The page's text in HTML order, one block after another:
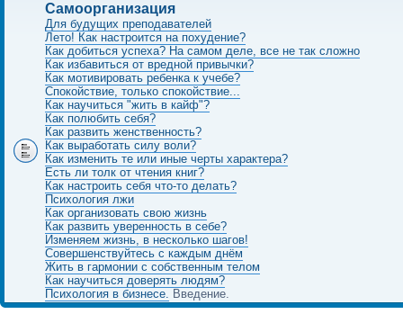
Самоорганизация
Для будущих преподавателей
Лето! Как настроится на похудение?
Как добиться успеха? На самом деле, все не так сложно
Как избавиться от вредной привычки?
Как мотивировать ребенка к учебе?
Спокойствие, только спокойствие...
Как научиться "жить в кайф"?
Как полюбить себя?
Как развить женственность?
Как выработать силу воли?
Как изменить те или иные черты характера?
Есть ли толк от чтения книг?
Как настроить себя что-то делать?
Психология лжи
Как организовать свою жизнь
Как развить уверенность в себе?
Изменяем жизнь, в несколько шагов!
Совершенствуйтесь с каждым днём
Жить в гармонии с собственным телом
Как научиться доверять людям?
Психология в бизнесе. Введение.